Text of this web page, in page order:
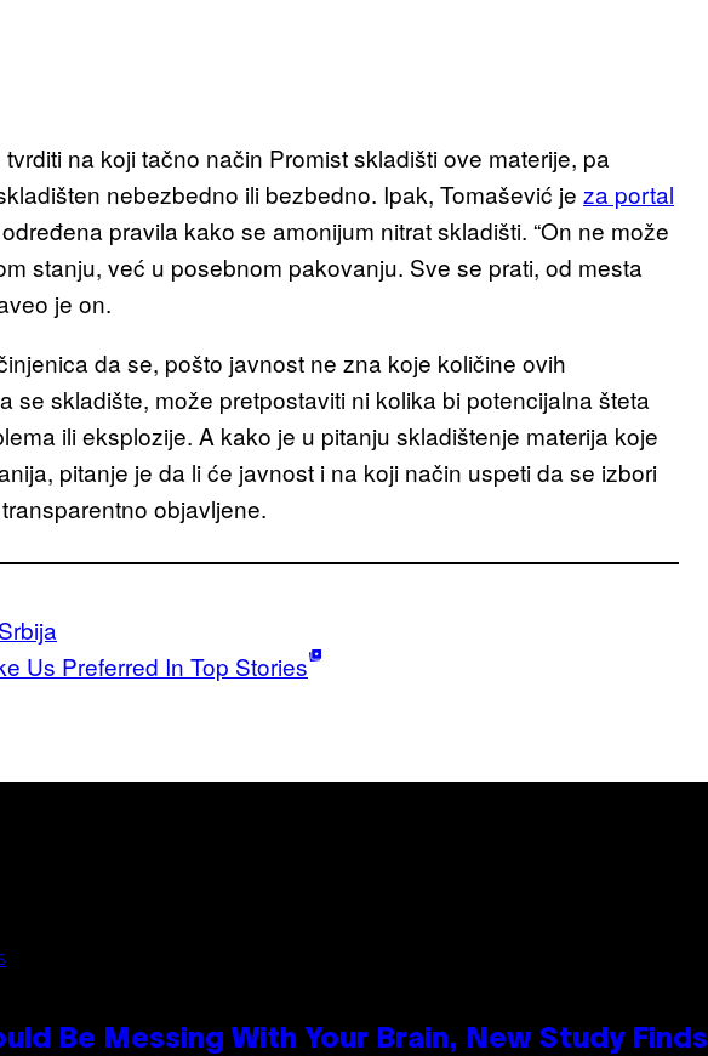
na koji tačno način Promist skladišti ove materije, pa
nebezbedno ili bezbedno. Ipak, Tomašević je za portal
pravila kako se amonijum nitrat skladišti. “On ne može
stanju, već u posebnom pakovanju. Sve se prati, od mesta
je on.
da se, pošto javnost ne zna koje količine ovih
se skladište, može pretpostaviti ni kolika bi potencijalna šteta
ili eksplozije. A kako je u pitanju skladištenje materija koje
pitanje je da li će javnost i na koji način uspeti da se izbori
objavljene.
Srbija
Us Preferred In Top Stories
Be Messing With Your Brain, New Study Finds